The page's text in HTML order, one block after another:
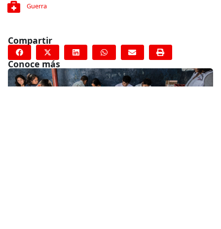
Guerra
Compartir
Conoce más